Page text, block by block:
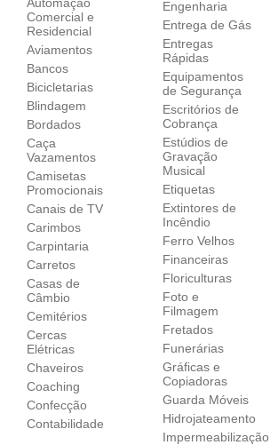
Comercial e
Residencial
Aviamentos
Bancos
Bicicletarias
Blindagem
Bordados
Caça
Vazamentos
Camisetas
Promocionais
Canais de TV
Carimbos
Carpintaria
Carretos
Casas de
Câmbio
Cemitérios
Cercas
Elétricas
Chaveiros
Coaching
Confecção
Contabilidade
Engenharia
Entrega de Gás
Entregas
Rápidas
Equipamentos
de Segurança
Escritórios de
Cobrança
Estúdios de
Gravação
Musical
Etiquetas
Extintores de
Incêndio
Ferro Velhos
Financeiras
Floriculturas
Foto e
Filmagem
Fretados
Funerárias
Gráficas e
Copiadoras
Guarda Móveis
Hidrojateamento
Impermeabilização